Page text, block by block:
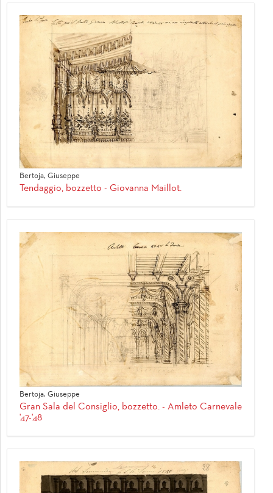
Bertoja, Giuseppe
Tendaggio, bozzetto - Giovanna Maillot.
Bertoja, Giuseppe
Gran Sala del Consiglio, bozzetto. - Amleto Carnevale
'47-'48